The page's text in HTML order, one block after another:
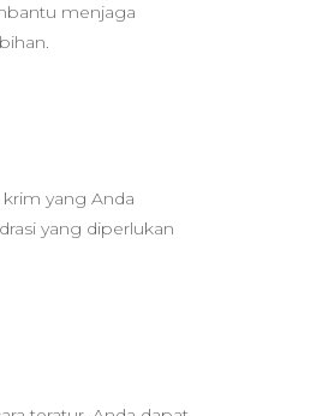
menjaga
yang Anda
yang diperlukan